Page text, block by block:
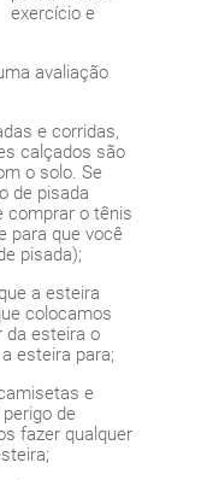
exercício e
avaliação
e corridas,
calçados são
o solo. Se
de pisada
comprar o tênis
para que você
pisada);
a esteira
colocamos
da esteira o
esteira para;
e
de
fazer qualquer